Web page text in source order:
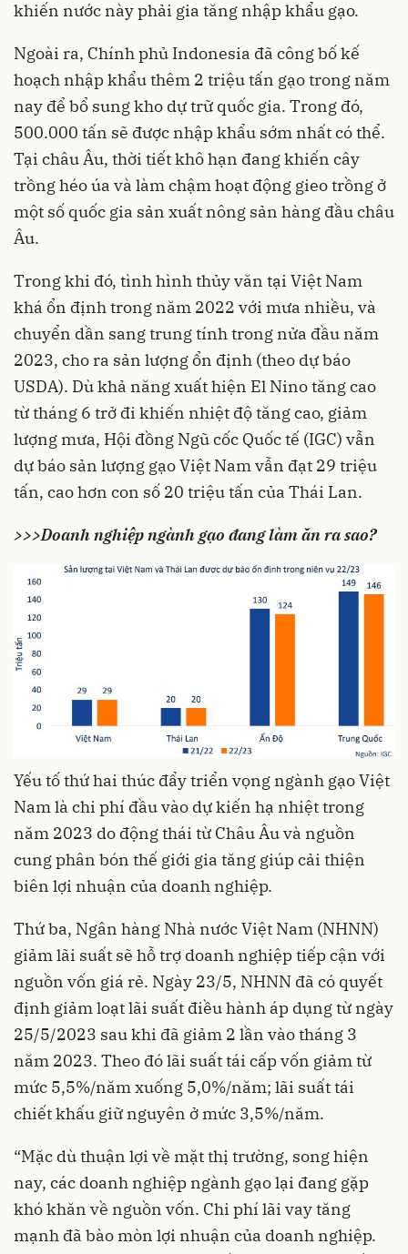
khiến nước này phải gia tăng nhập khẩu gạo.
Ngoài ra, Chính phủ Indonesia đã công bố kế
hoạch nhập khẩu thêm 2 triệu tấn gạo trong năm
nay để bổ sung kho dự trữ quốc gia. Trong đó,
500.000 tấn sẽ được nhập khẩu sớm nhất có thể.
Tại châu Âu, thời tiết khô hạn đang khiến cây
trồng héo úa và làm chậm hoạt động gieo trồng ở
một số quốc gia sản xuất nông sản hàng đầu châu
Âu.
Trong khi đó, tình hình thủy văn tại Việt Nam
khá ổn định trong năm 2022 với mưa nhiều, và
chuyển dần sang trung tính trong nửa đầu năm
2023, cho ra sản lượng ổn định (theo dự báo
USDA). Dù khả năng xuất hiện El Nino tăng cao
từ tháng 6 trở đi khiến nhiệt độ tăng cao, giảm
lượng mưa, Hội đồng Ngũ cốc Quốc tế (IGC) vẫn
dự báo sản lượng gạo Việt Nam vẫn đạt 29 triệu
tấn, cao hơn con số 20 triệu tấn của Thái Lan.
>>>Doanh nghiệp ngành gạo đang làm ăn ra sao?
Yếu tố thứ hai thúc đẩy triển vọng ngành gạo Việt
Nam là chi phí đầu vào dự kiến hạ nhiệt trong
năm 2023 do động thái từ Châu Âu và nguồn
cung phân bón thế giới gia tăng giúp cải thiện
biên lợi nhuận của doanh nghiệp.
Thứ ba, Ngân hàng Nhà nướcViệt Nam (NHNN)
giảm lãi suất sẽ hỗ trợ doanh nghiệp tiếp cận với
nguồn vốn giá rẻ. Ngày 23/5, NHNN đã có quyết
định giảm loạt lãi suất điều hành áp dụng từ ngày
25/5/2023 sau khi đã giảm 2 lần vào tháng 3
năm 2023. Theo đó lãi suất tái cấp vốn giảm từ
mức 5,5%/năm xuống 5,0%/năm; lãi suất tái
chiết khấu giữ nguyên ở mức 3,5%/năm.
“Mặc dù thuận lợi về mặt thị trường, song hiện
nay, các doanh nghiệp ngành gạo lại đang gặp
khó khăn về nguồn vốn. Chi phí lãi vay tăng
mạnh đã bào mòn lợi nhuận của doanh nghiệp.